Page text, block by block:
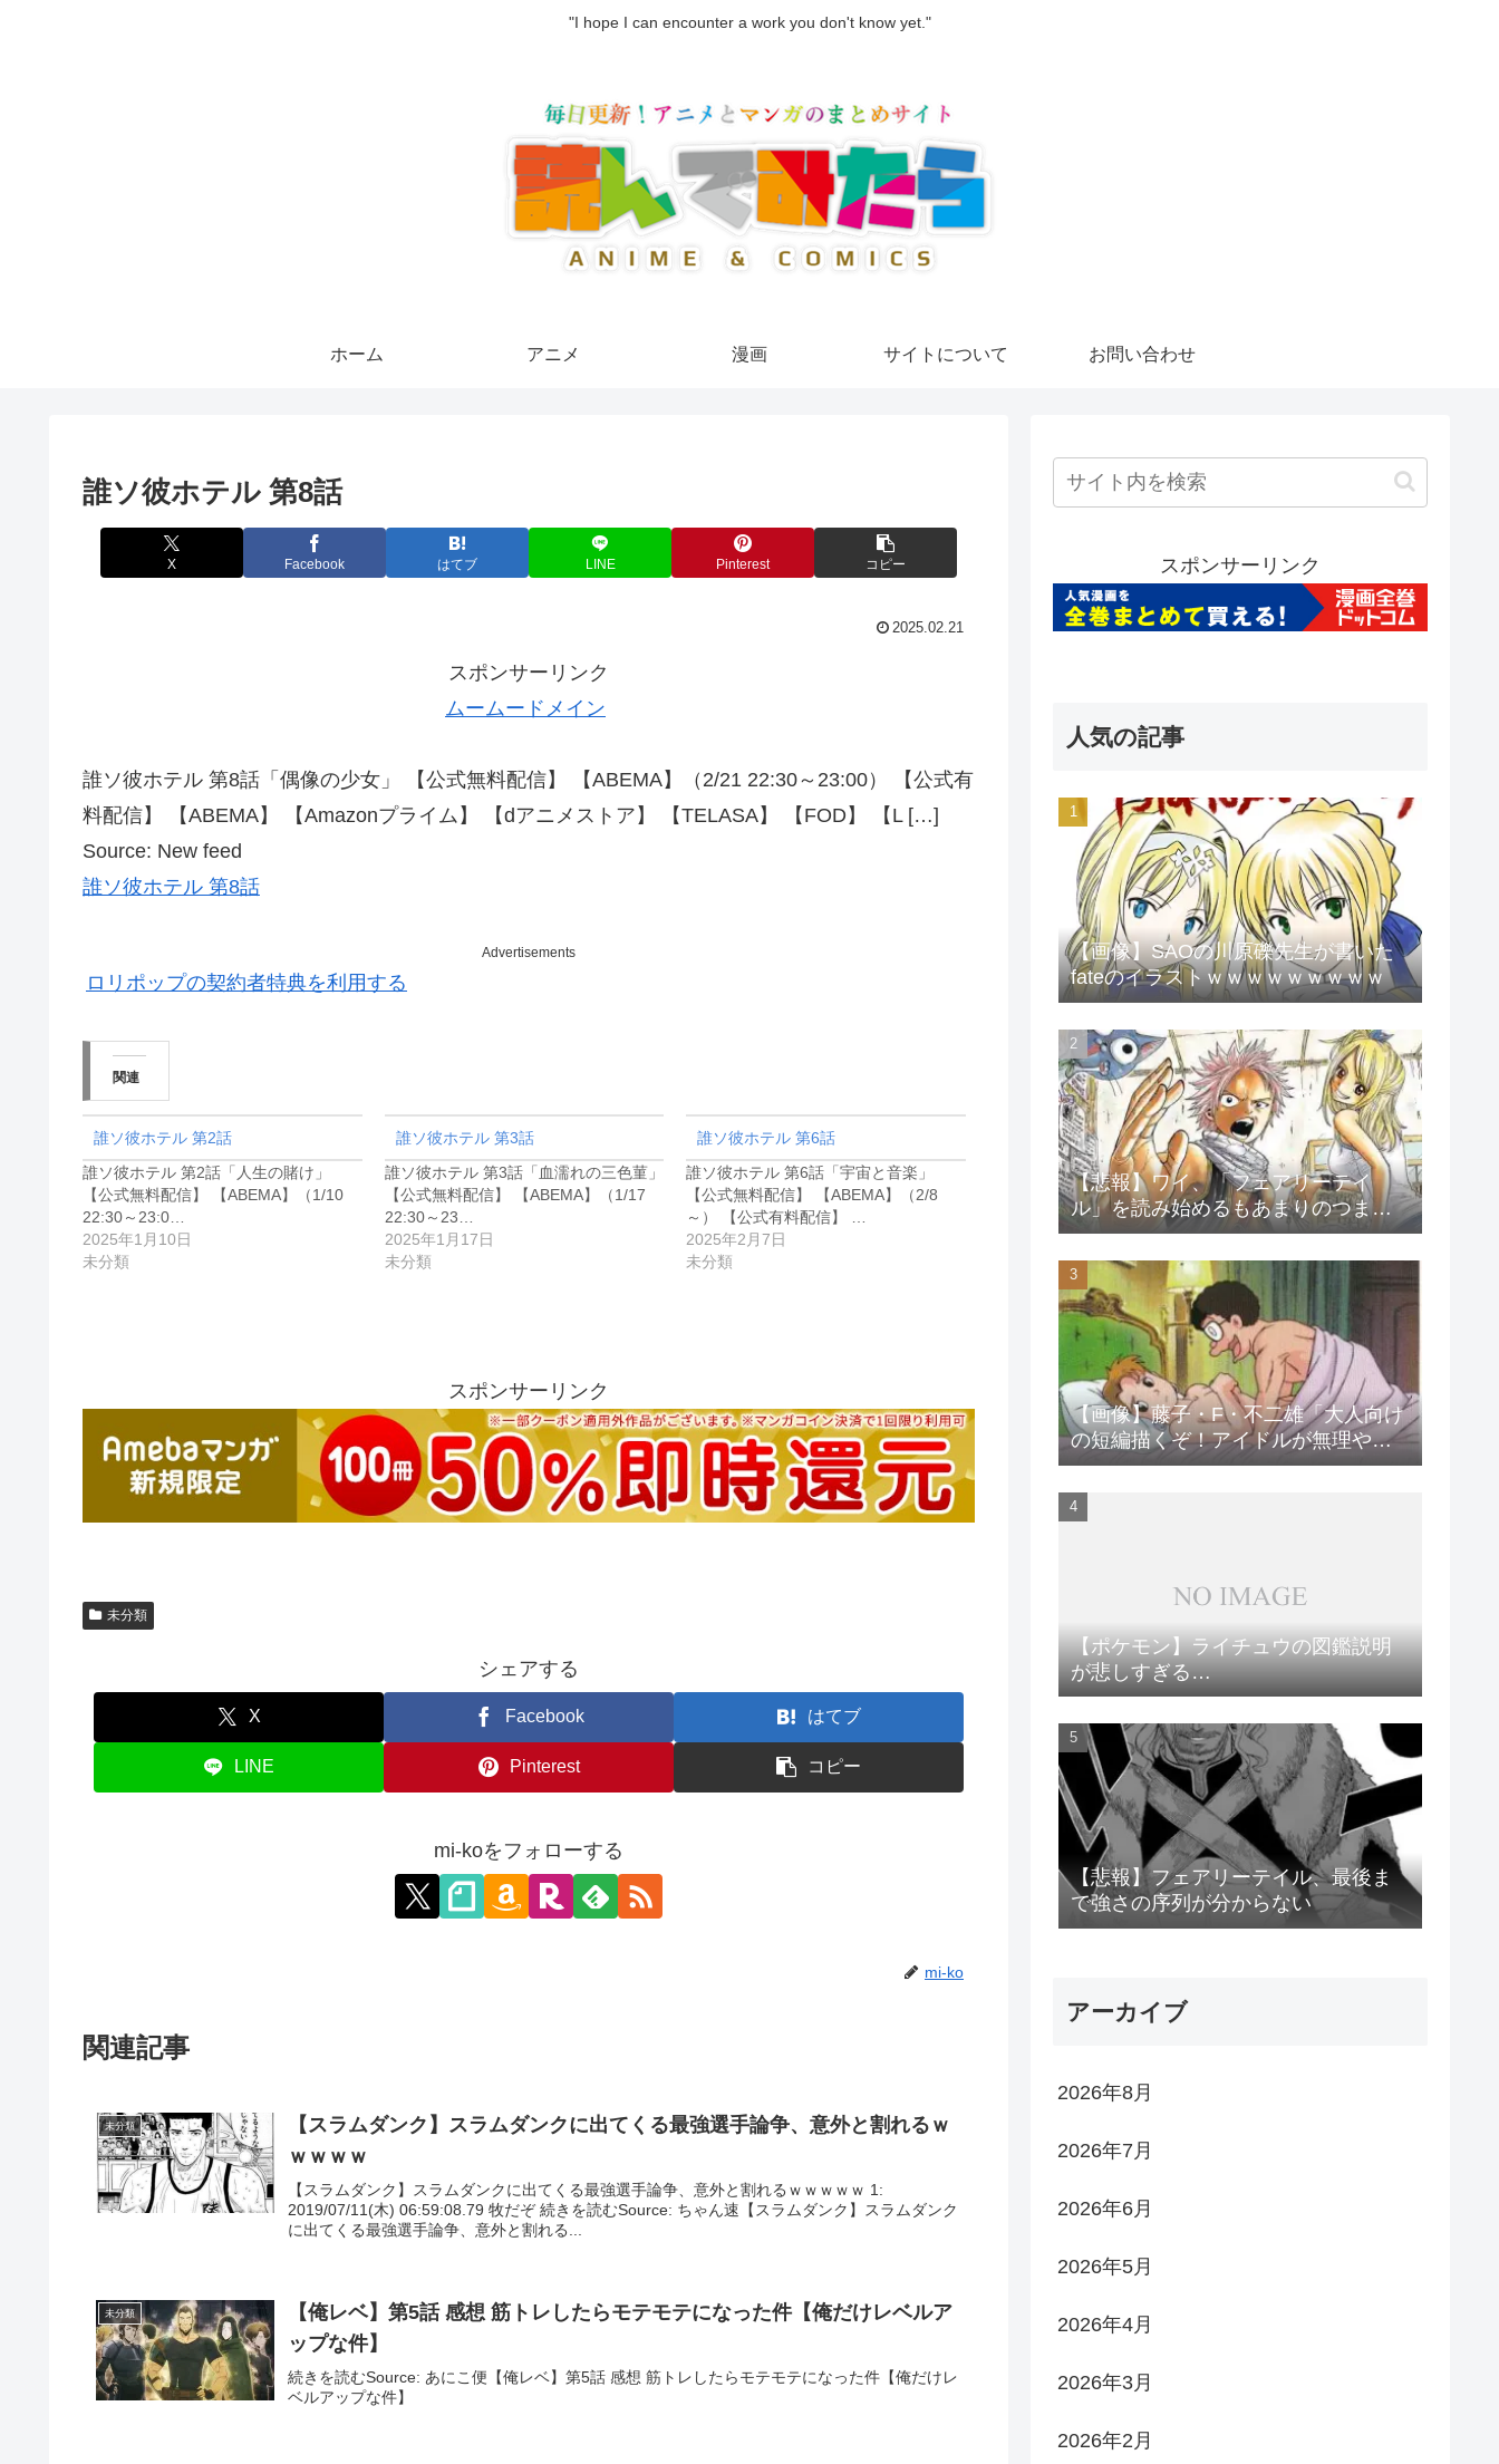
"I hope I can encounter a work you don't know yet."
ホーム アニメ 漫画 サイトについて お問い合わせ
誰ソ彼ホテル 第8話
X Facebook はてブ LINE Pinterest コピー
2025.02.21
スポンサーリンク
ムームードメイン
誰ソ彼ホテル 第8話「偶像の少女」 【公式無料配信】 【ABEMA】（2/21 22:30～23:00） 【公式有
料配信】 【ABEMA】 【Amazonプライム】 【dアニメストア】 【TELASA】 【FOD】 【L […]
Source: New feed
誰ソ彼ホテル 第8話
Advertisements
ロリポップの契約者特典を利用する
関連
誰ソ彼ホテル 第2話
誰ソ彼ホテル 第2話「人生の賭け」
【公式無料配信】 【ABEMA】（1/10
22:30～23:0…
2025年1月10日
未分類
誰ソ彼ホテル 第3話
誰ソ彼ホテル 第3話「血濡れの三色菫」
【公式無料配信】 【ABEMA】（1/17
22:30～23…
2025年1月17日
未分類
誰ソ彼ホテル 第6話
誰ソ彼ホテル 第6話「宇宙と音楽」
【公式無料配信】 【ABEMA】（2/8
～） 【公式有料配信】 …
2025年2月7日
未分類
スポンサーリンク
未分類
シェアする
X Facebook はてブ
LINE Pinterest コピー
mi-koをフォローする
mi-ko
関連記事
未分類
【スラムダンク】スラムダンクに出てくる最強選手論争、意外と割れるｗ
ｗｗｗｗ
【スラムダンク】スラムダンクに出てくる最強選手論争、意外と割れるｗｗｗｗｗ 1:
2019/07/11(木) 06:59:08.79 牧だぞ 続きを読むSource: ちゃん速【スラムダンク】スラムダンク
に出てくる最強選手論争、意外と割れる...
未分類
【俺レベ】第5話 感想 筋トレしたらモテモテになった件【俺だけレベルア
ップな件】
続きを読むSource: あにこ便【俺レベ】第5話 感想 筋トレしたらモテモテになった件【俺だけレ
ベルアップな件】
スポンサーリンク
人気の記事
【画像】SAOの川原礫先生が書いた
fateのイラストｗｗｗｗｗｗｗｗｗ
【悲報】ワイ、「フェアリーテイ
ル」を読み始めるもあまりのつまら
なさに挫折する
【画像】藤子・F・不二雄「大人向け
の短編描くぞ！アイドルが無理やり
抱かれるシーン入れよ」
【ポケモン】ライチュウの図鑑説明
が悲しすぎる…
【悲報】フェアリーテイル、最後ま
で強さの序列が分からない
アーカイブ
2026年8月
2026年7月
2026年6月
2026年5月
2026年4月
2026年3月
2026年2月